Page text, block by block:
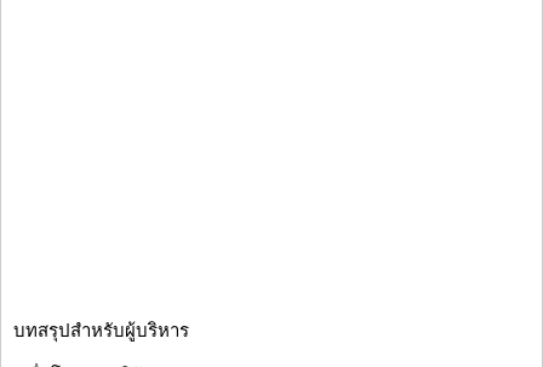
บทสรุปสำหรับผู้บริหาร